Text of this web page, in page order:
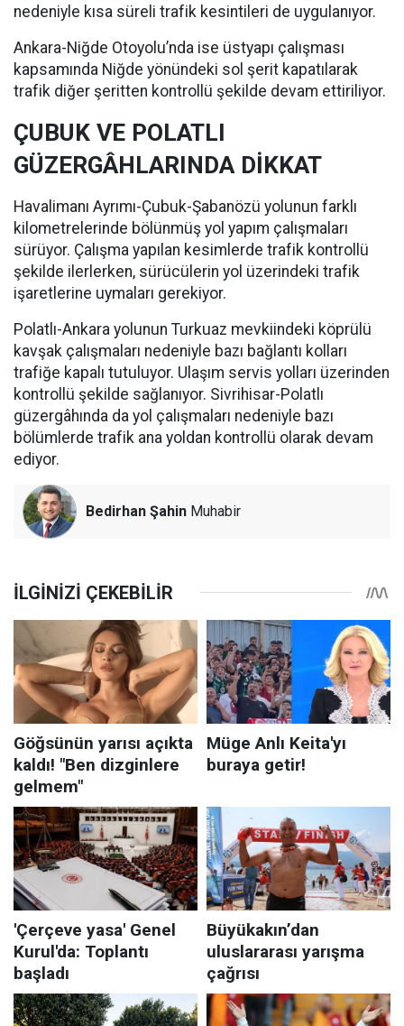
nedeniyle kısa süreli trafik kesintileri de uygulanıyor.
Ankara-Niğde Otoyolu’nda ise üstyapı çalışması
kapsamında Niğde yönündeki sol şerit kapatılarak
trafik diğer şeritten kontrollü şekilde devam ettiriliyor.
ÇUBUK VE POLATLI
GÜZERGÂHLARINDA DİKKAT
Havalimanı Ayrımı-Çubuk-Şabanözü yolunun farklı
kilometrelerinde bölünmüş yol yapım çalışmaları
sürüyor. Çalışma yapılan kesimlerde trafik kontrollü
şekilde ilerlerken, sürücülerin yol üzerindeki trafik
işaretlerine uymaları gerekiyor.
Polatlı-Ankara yolunun Turkuaz mevkiindeki köprülü
kavşak çalışmaları nedeniyle bazı bağlantı kolları
trafiğe kapalı tutuluyor. Ulaşım servis yolları üzerinden
kontrollü şekilde sağlanıyor. Sivrihisar-Polatlı
güzergâhında da yol çalışmaları nedeniyle bazı
bölümlerde trafik ana yoldan kontrollü olarak devam
ediyor.
Bedirhan Şahin Muhabir